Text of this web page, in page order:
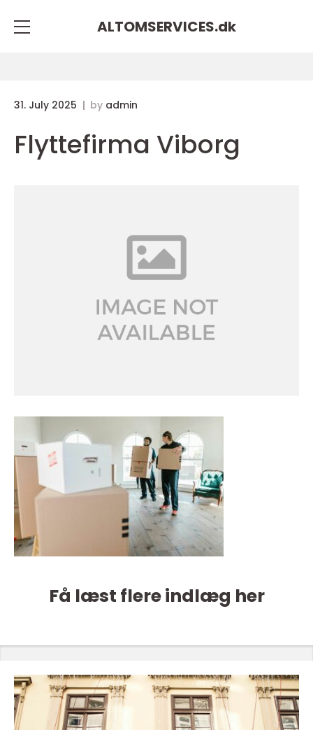
ALTOMSERVICES.dk
31. July 2025 by admin
Flyttefirma Viborg
Få læst flere indlæg her